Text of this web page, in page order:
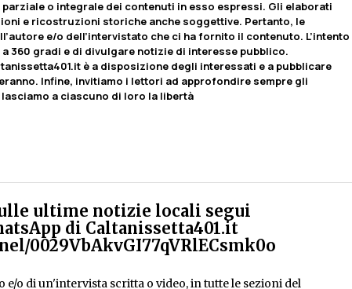
o integrale dei contenuti in esso espressi. Gli elaborati
e ricostruzioni storiche anche soggettive. Pertanto, le
e/o dell’intervistato che ci ha fornito il contenuto. L’intento
360 gradi e di divulgare notizie di interesse pubblico.
è a disposizione degli interessati e a pubblicare
Infine, invitiamo i lettori ad approfondire sempre gli
a ciascuno di loro la libertà
ultime notizie locali segui
di Caltanissetta401.it
0029VbAkvGI77qVRlECsmk0o
e/o di un'intervista scritta o video, in tutte le sezioni del